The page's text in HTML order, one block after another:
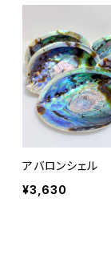
アバロンシェル
¥3,630